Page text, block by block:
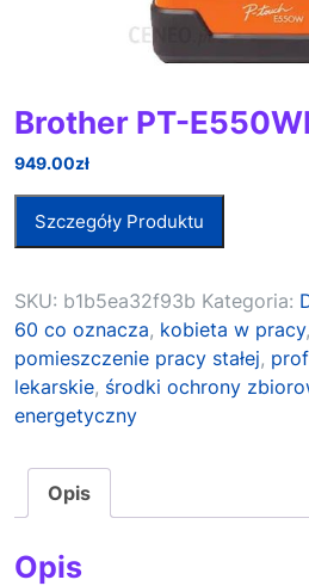
Brother PT-
949.00zł
Szczegóły Produktu
SKU: b1b5ea32f93b Kategoria:
60 co oznacza, kobieta w pracy,
pomieszczenie pracy stałej,
lekarskie, środki ochrony
energetyczny
Opis
Opis